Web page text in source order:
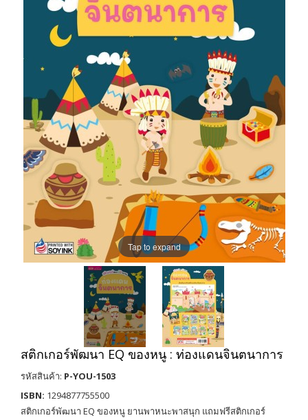
Tap to expand
สติกเกอร์พัฒนา EQ ของหนู : ท่องแดนจินตนาการ
รหัสสินค้า: P-YOU-1503
ISBN: 1294877755500
สติกเกอร์พัฒนา EQ ของหนู ยานพาหนะพาสนุก แถมฟรีสติกเกอร์